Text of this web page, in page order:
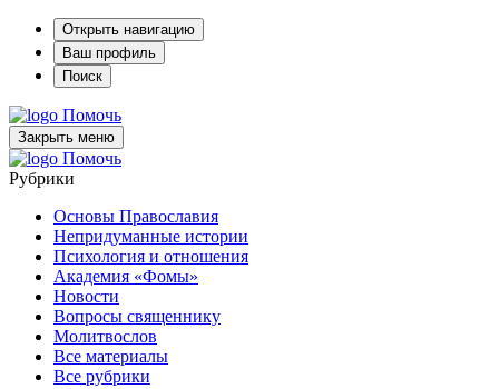
Открыть навигацию
Ваш профиль
Поиск
Помочь
Закрыть меню
Помочь
Рубрики
Основы Православия
Непридуманные истории
Психология и отношения
Академия «Фомы»
Новости
Вопросы священнику
Молитвослов
Все материалы
Все рубрики